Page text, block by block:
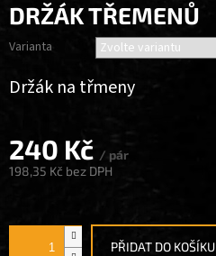
DRŽÁK TŘEMENŮ
240 Kč / pár
198,35 Kč bez DPH
Varianta
PŘIDAT DO KOŠÍKU
Držák na třmeny